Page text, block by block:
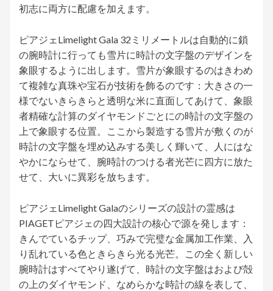
初志に両方に配慮を加えます。
ピアジェLimelight Gala 32ミリメートルは自動的に鎖
の腕時計に行っても雪片に時計の文字盤のデザインを
象眼するように出します。雪片が象眼するのはきわめ
て複雑な真珠や宝石が技術を飾るのです：大きさの一
様でないきらきらと透明な米に直面してあけて、象眼
者精確な計算のダイヤモンドごとにの時計の文字盤の
上で象眼する位置。ここから製造する雪片が敷くのが
時計の文字盤を埋め込みする美しく輝いて、人にはな
やかにならせて、腕時計のつける者光芒に四方に放た
せて、大いに異彩を放ちます。
ピアジェLimelight Galaのシリーズの設計の霊感は
PIAGETピアジェの四大設計の核心で源を発します：
きんでているチップ、巧みで完璧な金属加工作業、入
り乱れている色ときらきら光る光芒。この全く新しい
腕時計はすべてやり遂げて、時計の文字盤はおよび殻
の上のダイヤモンド、なめらかな時計の線を表して、